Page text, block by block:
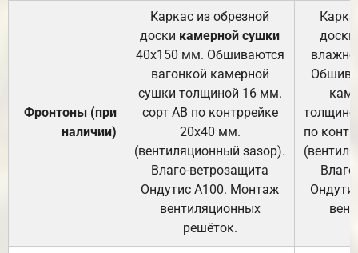
Фронтоны (при
наличии)
Каркас из обрезной
доски камерной сушки
40х150 мм. Обшиваются
вагонкой камерной
сушки толщиной 16 мм.
сорт АВ по контррейке
20х40 мм.
(вентиляционный зазор).
Влаго-ветрозащита
Ондутис А100. Монтаж
вентиляционных
решёток.
доски
по